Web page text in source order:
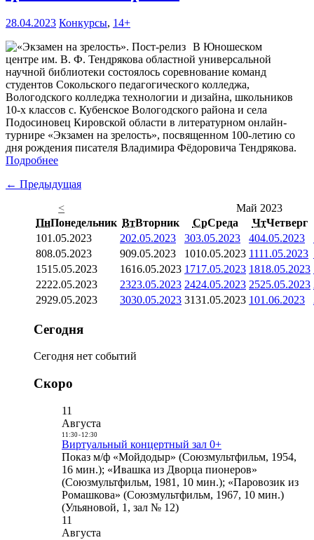
28.04.2023 Конкурсы, 14+
В Юношеском
центре им. В. Ф. Тендрякова областной универсальной
научной библиотеки состоялось соревнование команд
студентов Сокольского педагогического колледжа,
Вологодского колледжа технологии и дизайна, школьников
10-х классов с. Кубенское Вологодского района и села
Подосиновец Кировской области в литературном онлайн-
турнире «Экзамен на зрелость», посвященном 100-летию со
дня рождения писателя Владимира Фёдоровича Тендрякова.
Подробнее
← Предыдущая
<
Май 2023
ПнПонедельник ВтВторник СрСреда ЧтЧетверг
101.05.2023 202.05.2023 303.05.2023 404.05.2023
808.05.2023 909.05.2023 1010.05.2023 1111.05.2023
1515.05.2023 1616.05.2023 1717.05.2023 1818.05.2023
2222.05.2023 2323.05.2023 2424.05.2023 2525.05.2023
2929.05.2023 3030.05.2023 3131.05.2023 101.06.2023
Сегодня
Сегодня нет событий
Скоро
11
Августа
11:30- 12:30
Виртуальный концертный зал 0+
Показ м/ф «Мойдодыр» (Союзмультфильм, 1954,
16 мин.); «Ивашка из Дворца пионеров»
(Союзмультфильм, 1981, 10 мин.); «Паровозик из
Ромашкова» (Союзмультфильм, 1967, 10 мин.)
(Ульяновой, 1, зал № 12)
11
Августа